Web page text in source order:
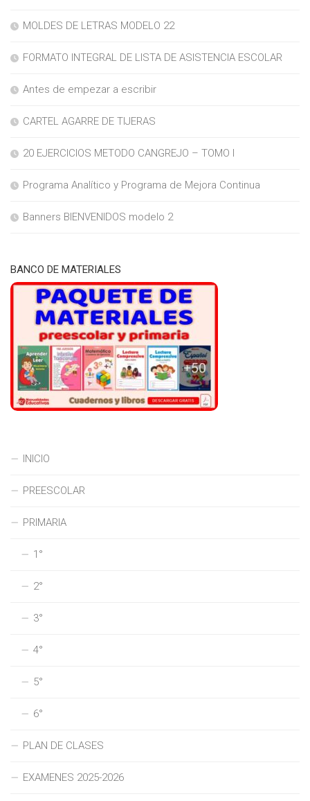
MOLDES DE LETRAS MODELO 22
FORMATO INTEGRAL DE LISTA DE ASISTENCIA ESCOLAR
Antes de empezar a escribir
CARTEL AGARRE DE TIJERAS
20 EJERCICIOS METODO CANGREJO – TOMO I
Programa Analítico y Programa de Mejora Continua
Banners BIENVENIDOS modelo 2
BANCO DE MATERIALES
INICIO
PREESCOLAR
PRIMARIA
1°
2°
3°
4°
5°
6°
PLAN DE CLASES
EXAMENES 2025-2026